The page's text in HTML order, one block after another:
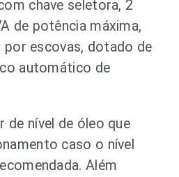
chave seletora, 2
de potência máxima,
escovas, dotado de
automático de
de nível de óleo que
caso o nível
Além